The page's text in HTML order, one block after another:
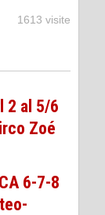
1613 visite
2 al 5/6
Zoé
6-7-8